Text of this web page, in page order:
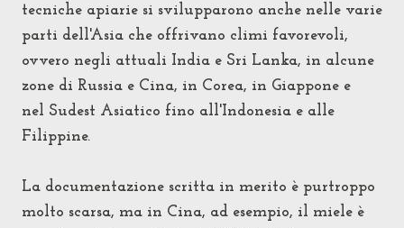
tecniche apiarie si svilupparono anche nelle varie
parti dell'Asia che offrivano climi favorevoli,
ovvero negli attuali India e Sri Lanka, in alcune
zone di Russia e Cina, in Corea, in Giappone e
nel Sudest Asiatico fino all'Indonesia e alle
Filippine.
La documentazione scritta in merito è purtroppo
molto scarsa, ma in Cina, ad esempio, il miele è